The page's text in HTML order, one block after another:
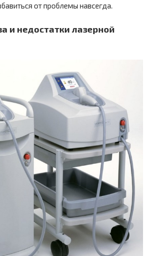
от проблемы навсегда.
и недостатки лазерной